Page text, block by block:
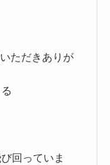
ただきありが
回っていま